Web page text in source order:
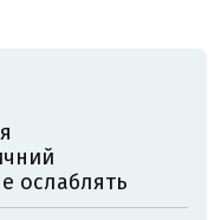
ослаблять